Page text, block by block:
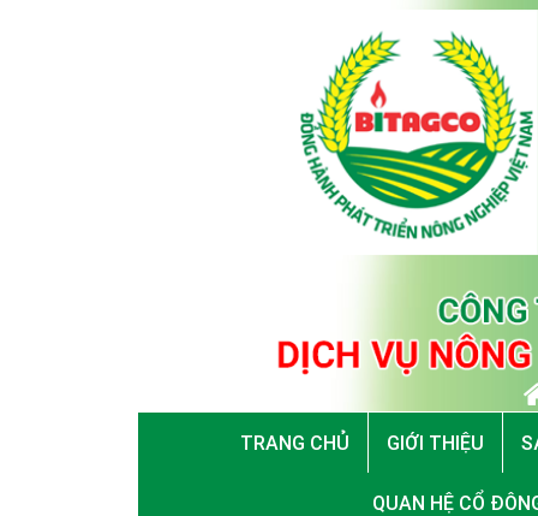
TRANG CHỦ GIỚI THIỆU
QUAN HỆ CỔ